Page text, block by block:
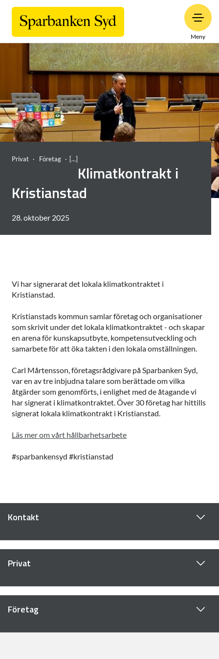
Meny
Privat Företag
Klimatkontrakt i
Kristianstad
28. oktober 2025
Vi har signerarat det lokala klimatkontraktet i
Kristianstad.
Kristianstads kommun samlar företag och organisationer
som skrivit under det lokala klimatkontraktet - och skapar
en arena för kunskapsutbyte, kompetensutveckling och
samarbete för att öka takten i den lokala omställningen.
Carl Mårtensson, företagsrådgivare på Sparbanken Syd,
var en av tre inbjudna talare som berättade om vilka
åtgärder som genomförts, i enlighet med de åtagande vi
har signerat i klimatkontraktet. Över 30 företag har hittills
signerat lokala klimatkontrakt i Kristianstad.
Läs mer om vårt hållbarhetsarbete
#sparbankensyd #kristianstad
Kontakt
Privat
Företag